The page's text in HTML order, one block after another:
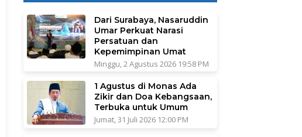
Dari Surabaya, Nasaruddin
Umar Perkuat Narasi
Persatuan dan
Kepemimpinan Umat
Minggu, 2 Agustus 2026 19:58 PM
1 Agustus di Monas Ada
Zikir dan Doa Kebangsaan,
Terbuka untuk Umum
Jumat, 31 Juli 2026 12:00 PM